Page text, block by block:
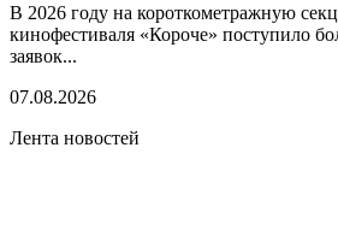
В 2026 году на короткометражную
кинофестиваля «Короче» поступило
заявок...
07.08.2026
Лента новостей